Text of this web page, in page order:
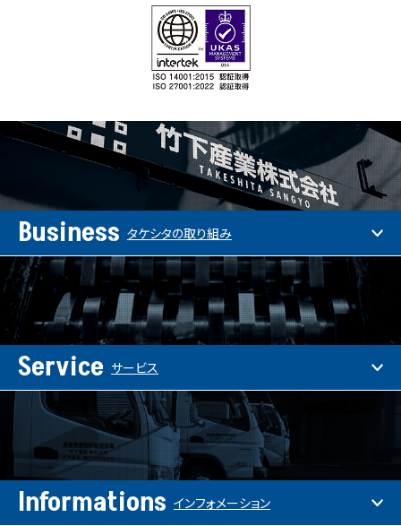
Business タケシタの取り組み
Service サービス
Informations インフォメーション